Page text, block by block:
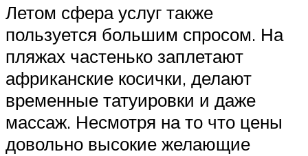
Летом сфера услуг также
пользуется большим спросом. На
пляжах частенько заплетают
африканские косички, делают
временные татуировки и даже
массаж. Несмотря на то что цены
довольно высокие желающие